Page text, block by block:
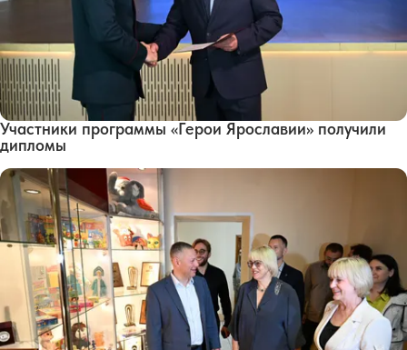
Участники программы «Герои Ярославии» получили
дипломы